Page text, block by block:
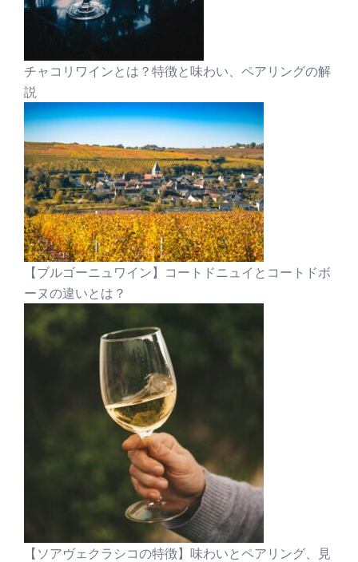
チャコリワインとは？特徴と味わい、ペアリングの解
説
【ブルゴーニュワイン】コートドニュイとコートドボ
ーヌの違いとは？
【ソアヴェクラシコの特徴】味わいとペアリング、見